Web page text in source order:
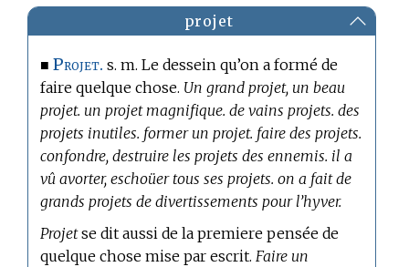
projet
■Projet. s. m. Le dessein qu’on a formé de
faire quelque chose. Un grand projet, un beau
projet. un projet magnifique. de vains projets. des
projets inutiles. former un projet. faire des projets.
confondre, destruire les projets des ennemis. il a
vû avorter, eschoüer tous ses projets. on a fait de
grands projets de divertissements pour l’hyver.
Projetse dit aussi de la premiere pensée de
quelque chose mise par escrit.Faire un